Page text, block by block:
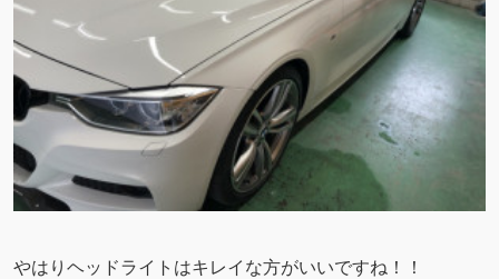
やはりヘッドライトはキレイな方がいいですね！！